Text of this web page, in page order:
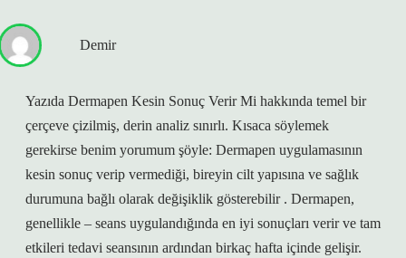
Demir
Yazıda Dermapen Kesin Sonuç Verir Mi hakkında temel bir
çerçeve çizilmiş, derin analiz sınırlı. Kısaca söylemek
gerekirse benim yorumum şöyle: Dermapen uygulamasının
kesin sonuç verip vermediği, bireyin cilt yapısına ve sağlık
durumuna bağlı olarak değişiklik gösterebilir . Dermapen,
genellikle – seans uygulandığında en iyi sonuçları verir ve tam
etkileri tedavi seansının ardından birkaç hafta içinde gelişir.